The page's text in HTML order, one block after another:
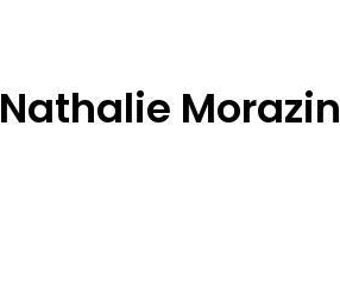
Nathalie Morazin